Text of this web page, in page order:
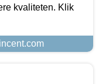
kvaliteten. Klik